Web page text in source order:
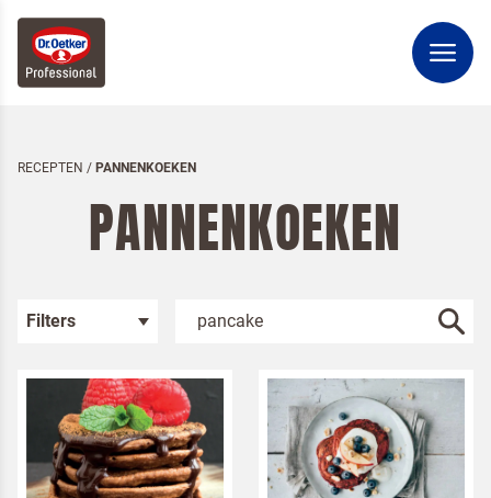
RECEPTEN / PANNENKOEKEN
PANNENKOEKEN
Filters
Kies je categorie
Bakken
Pannenkoeken